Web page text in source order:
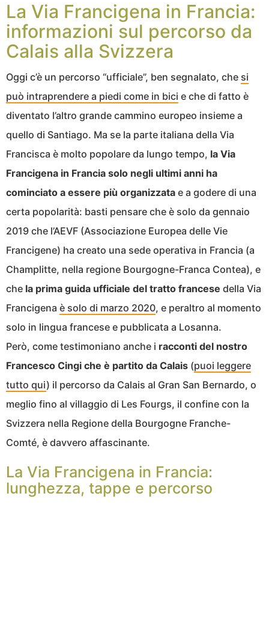
La Via Francigena in Francia:
informazioni sul percorso da
Calais alla Svizzera
Oggi c’è un percorso “ufficiale”, ben segnalato, che si
può intraprendere a piedi come in bici e che di fatto è
diventato l’altro grande cammino europeo insieme a
quello di Santiago. Ma se la parte italiana della Via
Francisca è molto popolare da lungo tempo, la Via
Francigena in Francia solo negli ultimi anni ha
cominciato a essere più organizzata e a godere di una
certa popolarità: basti pensare che è solo da gennaio
2019 che l’AEVF (Associazione Europea delle Vie
Francigene) ha creato una sede operativa in Francia (a
Champlitte, nella regione Bourgogne-Franca Contea), e
che la prima guida ufficiale del tratto francese della Via
Francigena è solo di marzo 2020, e peraltro al momento
solo in lingua francese e pubblicata a Losanna.
Però, come testimoniano anche i racconti del nostro
Francesco Cingi che è partito da Calais (puoi leggere
tutto qui) il percorso da Calais al Gran San Bernardo, o
meglio fino al villaggio di Les Fourgs, il confine con la
Svizzera nella Regione della Bourgogne Franche-
Comté, è davvero affascinante.
La Via Francigena in Francia:
lunghezza, tappe e percorso